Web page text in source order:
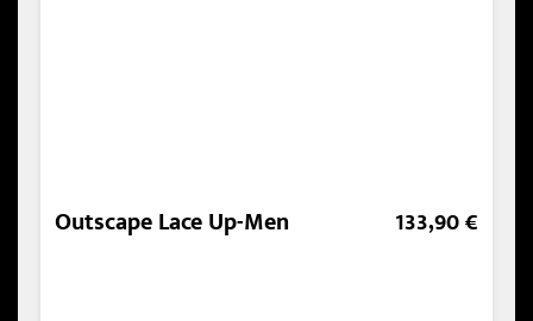
Outscape Lace Up-Men 133,90 €